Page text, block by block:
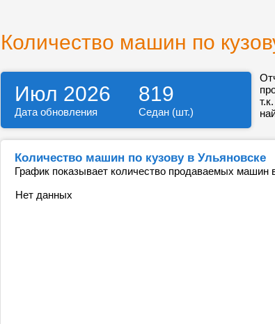
Количество машин по
Июл 2026 819
Дата обновления Седан (шт.)
Количество машин по кузову в Ульяновске
График показывает количество продаваемых машин
Нет данных